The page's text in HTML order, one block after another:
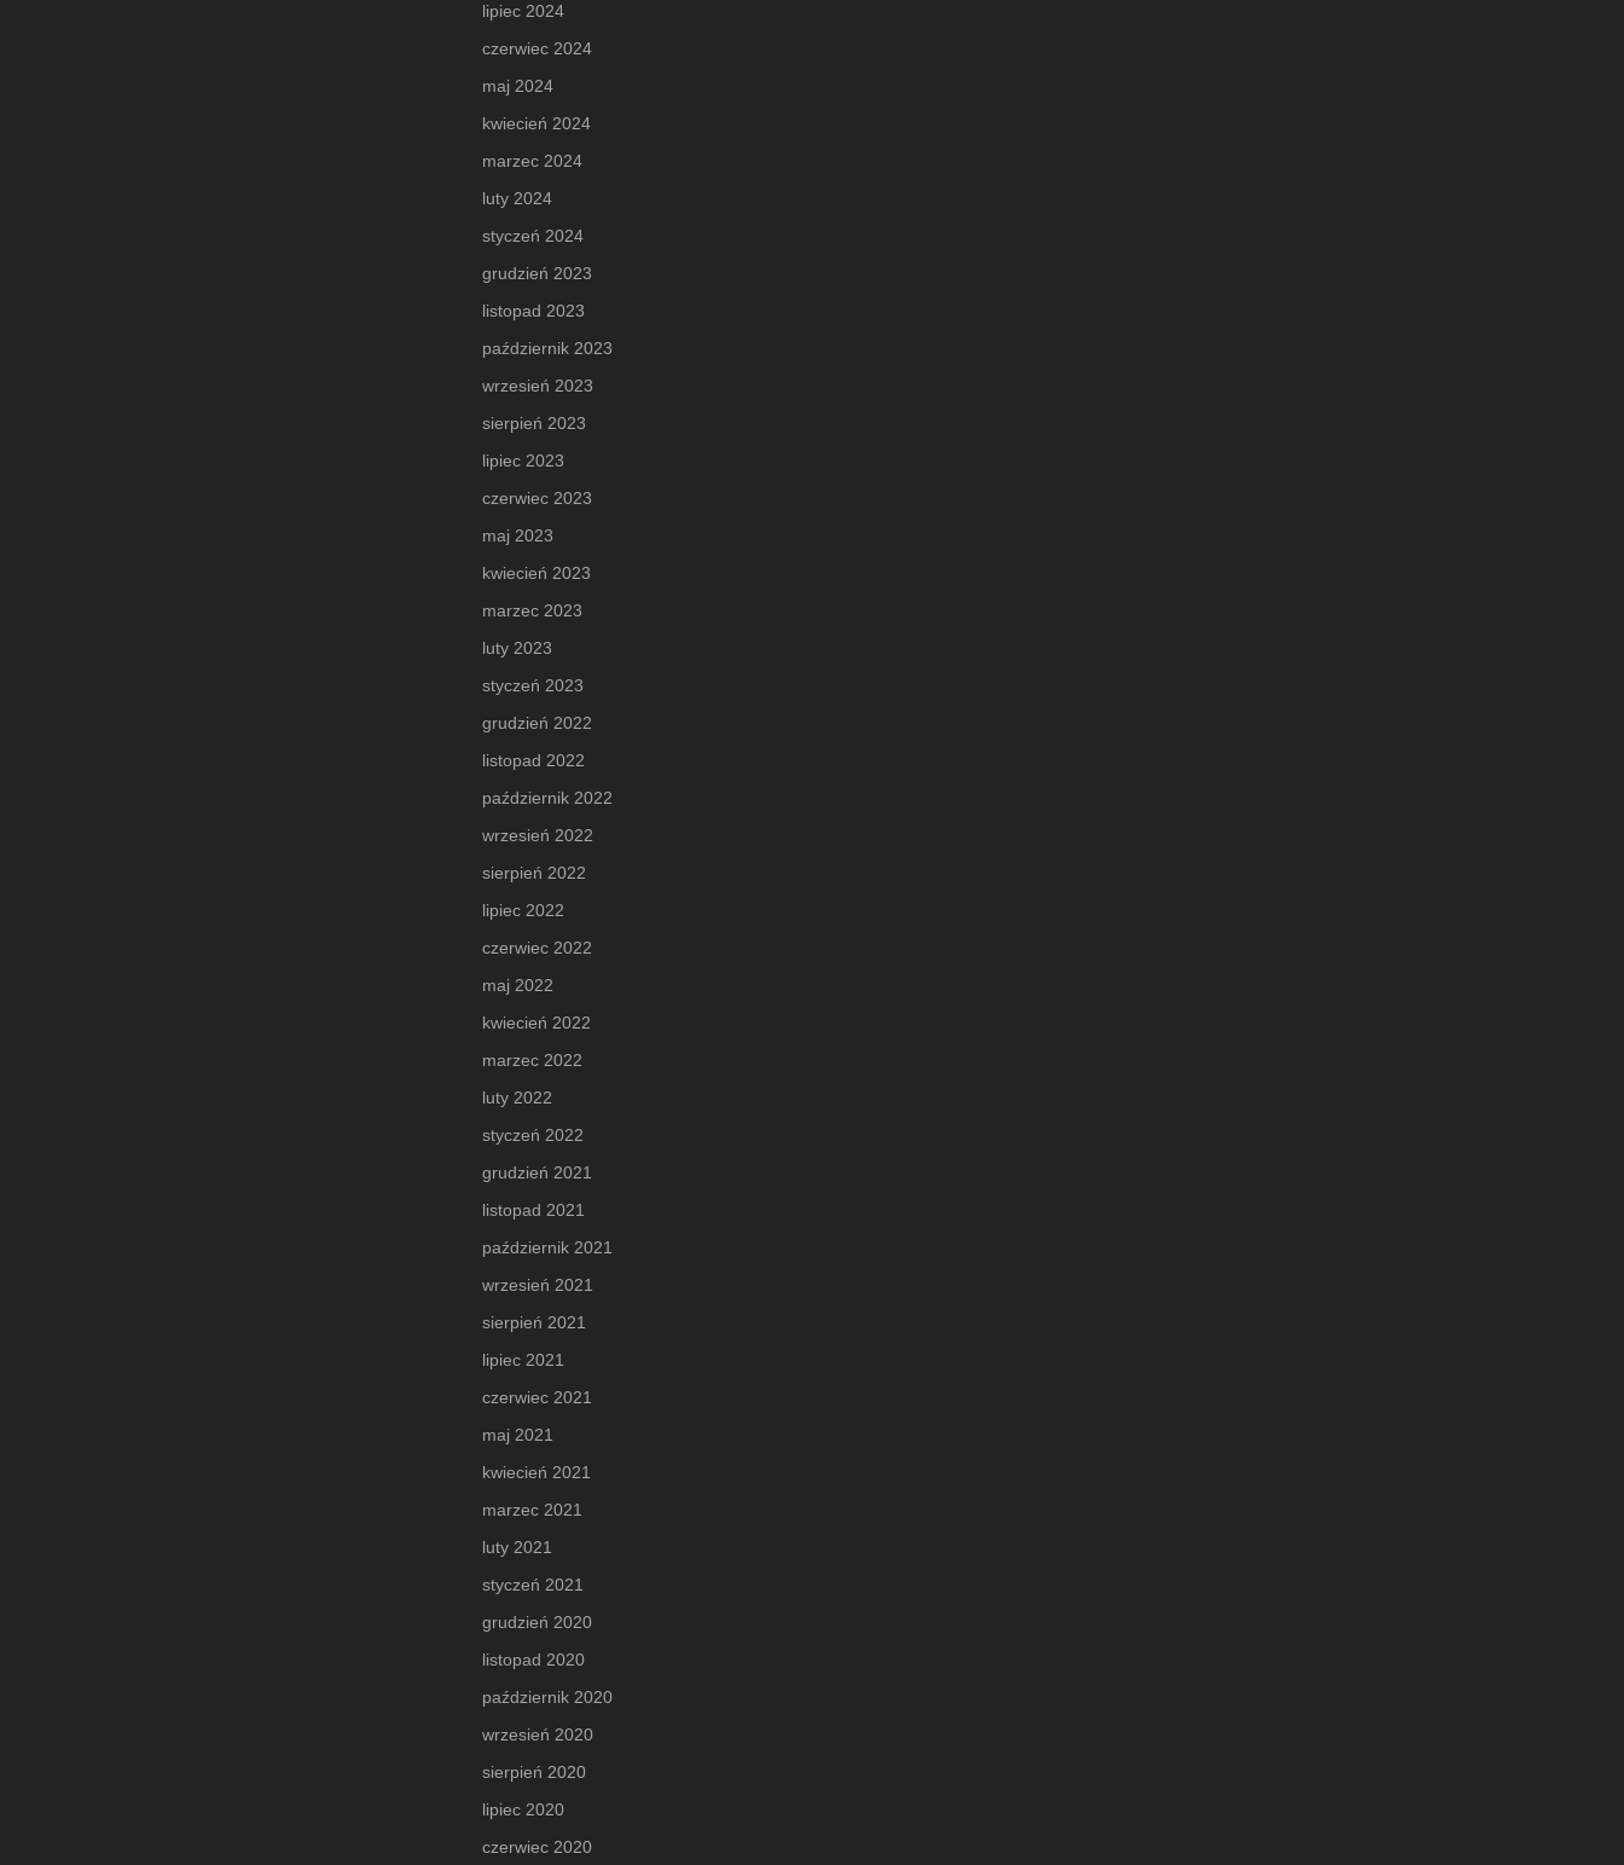
lipiec 2024
czerwiec 2024
maj 2024
kwiecień 2024
marzec 2024
luty 2024
styczeń 2024
grudzień 2023
listopad 2023
październik 2023
wrzesień 2023
sierpień 2023
lipiec 2023
czerwiec 2023
maj 2023
kwiecień 2023
marzec 2023
luty 2023
styczeń 2023
grudzień 2022
listopad 2022
październik 2022
wrzesień 2022
sierpień 2022
lipiec 2022
czerwiec 2022
maj 2022
kwiecień 2022
marzec 2022
luty 2022
styczeń 2022
grudzień 2021
listopad 2021
październik 2021
wrzesień 2021
sierpień 2021
lipiec 2021
czerwiec 2021
maj 2021
kwiecień 2021
marzec 2021
luty 2021
styczeń 2021
grudzień 2020
listopad 2020
październik 2020
wrzesień 2020
sierpień 2020
lipiec 2020
czerwiec 2020